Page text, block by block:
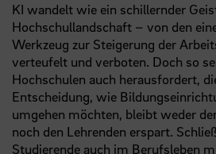
KI wandelt wie ein schillernder
Hochschullandschaft – von den
Werkzeug zur Steigerung der
verteufelt und verboten. Doch so
Hochschulen auch herausfordert,
Entscheidung, wie
umgehen möchten, bleibt weder
noch den Lehrenden erspart.
Studierende auch im Berufsleben